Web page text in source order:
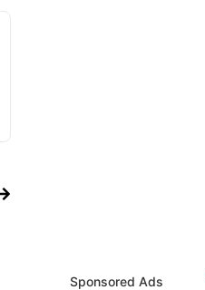
Sponsored Ads